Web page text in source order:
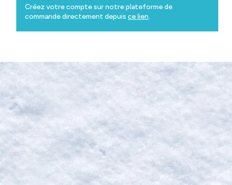
Créez votre compte sur notre plateforme de
commande directement depuis ce lien.